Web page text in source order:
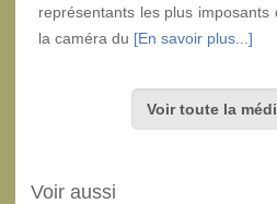
représentants les plus imposants
la caméra du [En savoir plus...]
Voir toute la
Voir aussi